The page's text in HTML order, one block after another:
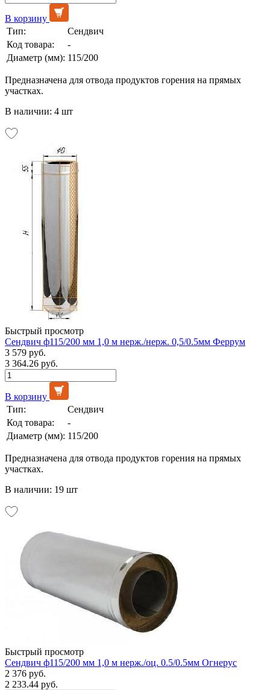
В корзину
Тип:
Сендвич
Код товара:
-
Диаметр (мм): 115/200
Предназначена для отвода продуктов горения на прямых
участках.
В наличии: 4 шт
Быстрый просмотр
Сендвич ф115/200 мм 1,0 м нерж./нерж. 0,5/0.5мм Феррум
3 579 руб.
3 364.26 руб.
В корзину
Тип:
Сендвич
Код товара:
-
Диаметр (мм): 115/200
Предназначена для отвода продуктов горения на прямых
участках.
В наличии: 19 шт
Быстрый просмотр
Сендвич ф115/200 мм 1,0 м нерж./оц. 0.5/0.5мм Огнерус
2 376 руб.
2 233.44 руб.